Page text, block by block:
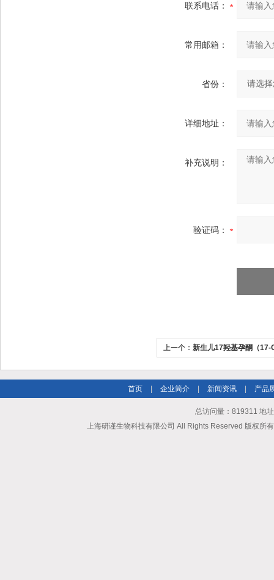
联系电话：
常用邮箱：
省份：
详细地址：
补充说明：
验证码：
上一个： 新生儿17羟基孕酮（17-
首页 企业简介 新闻资讯 产品
总访问量：819311 地
上海研谨生物科技有限公司 All Rights Reserved 版权所